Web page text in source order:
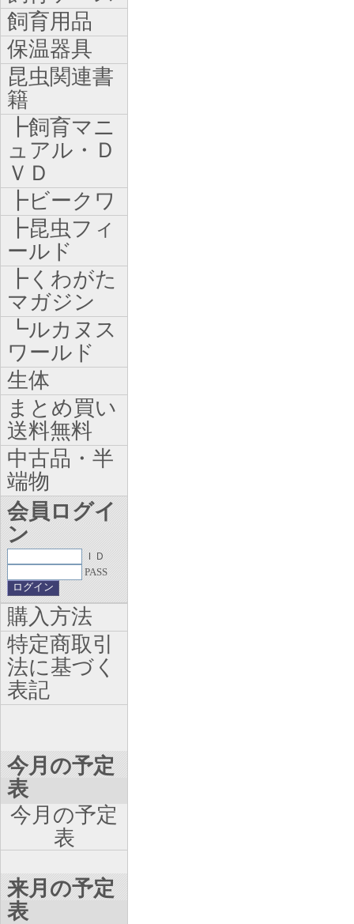
飼育用品
保温器具
昆虫関連書
籍
┣飼育マニ
ュアル・Ｄ
ＶＤ
┣ビークワ
┣昆虫フィ
ールド
┣くわがた
マガジン
┗ルカヌス
ワールド
生体
まとめ買い
送料無料
中古品・半
端物
会員ログイ
ン
ＩＤ
PASS
購入方法
特定商取引
法に基づく
表記
今月の予定
表
今月の予定
表
来月の予定
表